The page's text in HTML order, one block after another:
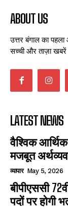
ABOUT US
उत्तर बंगाल का पहला
सच्ची और ताज़ा खबरें
LATEST NEWS
वैश्विक
मजबूत
व्यापार May 5, 2026
बीपीएससी
पदों पर होगी